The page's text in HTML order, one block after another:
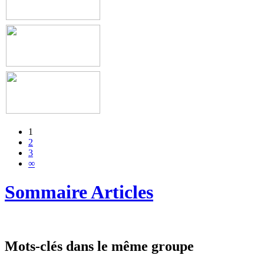
1
2
3
∞
Sommaire Articles
Mots-clés dans le même groupe